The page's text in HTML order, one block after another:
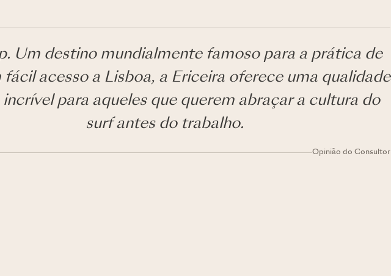
Um destino mundialmente famoso para a prática de
fácil acesso a Lisboa, a Ericeira oferece uma qualidade
incrível para aqueles que querem abraçar a cultura do
surf antes do trabalho.
Opinião do Consultor